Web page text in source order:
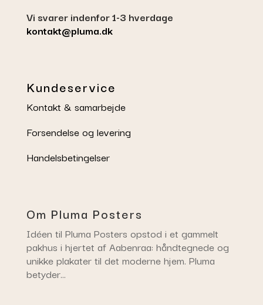
Vi svarer indenfor 1-3 hverdage
kontakt@pluma.dk
Kundeservice
Kontakt & samarbejde
Forsendelse og levering
Handelsbetingelser
Om Pluma Posters
Idéen til Pluma Posters opstod i et gammelt
pakhus i hjertet af Aabenraa: håndtegnede og
unikke plakater til det moderne hjem. Pluma
betyder…